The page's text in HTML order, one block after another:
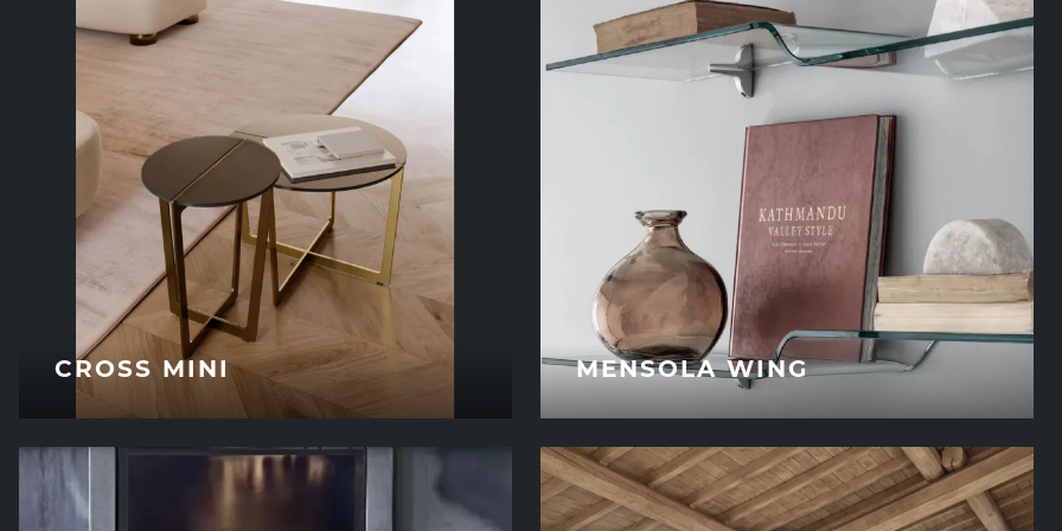
CROSS MINI MENSOLA WING